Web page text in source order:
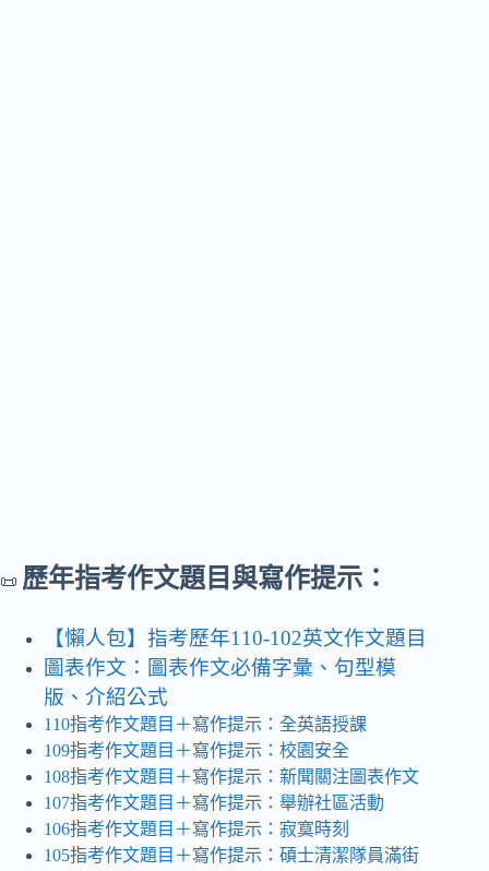
📜 歷年指考作文題目與寫作提示：
【懶人包】指考歷年110-102英文作文題目
圖表作文：圖表作文必備字彙、句型模
版、介紹公式
110指考作文題目＋寫作提示：全英語授課
109指考作文題目＋寫作提示：校園安全
108指考作文題目＋寫作提示：新聞關注圖表作文
107指考作文題目＋寫作提示：舉辦社區活動
106指考作文題目＋寫作提示：寂寞時刻
105指考作文題目＋寫作提示：碩士清潔隊員滿街